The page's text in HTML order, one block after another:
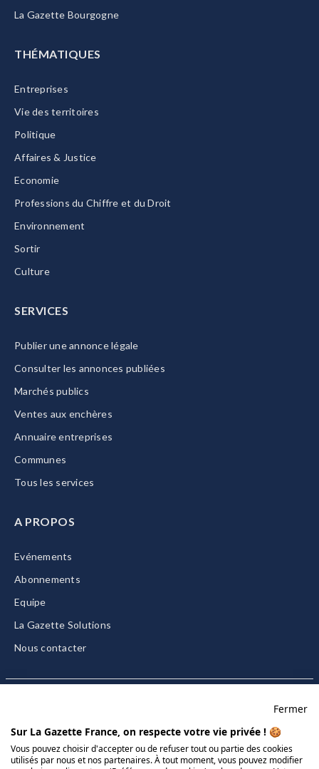
La Gazette Bourgogne
THÉMATIQUES
Entreprises
Vie des territoires
Politique
Affaires & Justice
Economie
Professions du Chiffre et du Droit
Environnement
Sortir
Culture
SERVICES
Publier une annonce légale
Consulter les annonces publiées
Marchés publics
Ventes aux enchères
Annuaire entreprises
Communes
Tous les services
A PROPOS
Evénements
Abonnements
Equipe
La Gazette Solutions
Nous contacter
CGU/CGV
Données personnelles
Fermer
Sur La Gazette France, on respecte votre vie privée ! 🍪
Vous pouvez choisir d'accepter ou de refuser tout ou partie des cookies
utilisés par nous et nos partenaires. À tout moment, vous pouvez modifier